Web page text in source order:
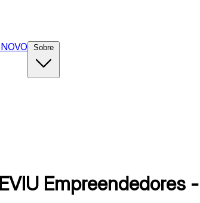
NOVO
Empreendedores